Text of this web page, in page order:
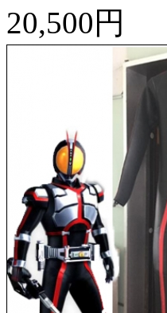
20,500円